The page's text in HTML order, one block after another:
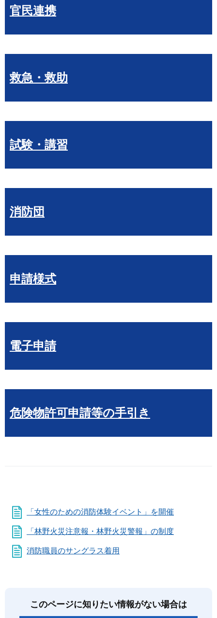
官民連携
救急・救助
試験・講習
消防団
申請様式
電子申請
危険物許可申請等の手引き
「女性のための消防体験イベント」を開催
「林野火災注意報・林野火災警報」の制度
消防職員のサングラス着用
このページに知りたい情報がない場合は